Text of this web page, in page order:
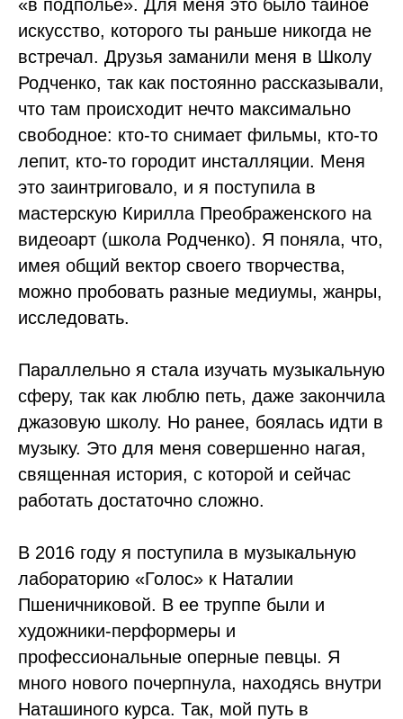
«в подполье». Для меня это было тайное
искусство, которого ты раньше никогда не
встречал. Друзья заманили меня в Школу
Родченко, так как постоянно рассказывали,
что там происходит нечто максимально
свободное: кто-то снимает фильмы, кто-то
лепит, кто-то городит инсталляции. Меня
это заинтриговало, и я поступила в
мастерскую Кирилла Преображенского на
видеоарт (школа Родченко). Я поняла, что,
имея общий вектор своего творчества,
можно пробовать разные медиумы, жанры,
исследовать.
Параллельно я стала изучать музыкальную
сферу, так как люблю петь, даже закончила
джазовую школу. Но ранее, боялась идти в
музыку. Это для меня совершенно нагая,
священная история, с которой и сейчас
работать достаточно сложно.
В 2016 году я поступила в музыкальную
лабораторию «Голос» к Наталии
Пшеничниковой. В ее труппе были и
художники-перформеры и
профессиональные оперные певцы. Я
много нового почерпнула, находясь внутри
Наташиного курса. Так, мой путь в